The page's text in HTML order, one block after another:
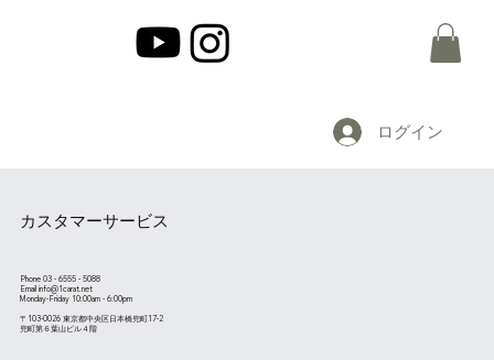
ログイン
カスタマーサービス
Phone 03 - 6555 - 5088
Email info@1carat.net
Monday-Friday 10:00am - 6:00pm
〒103-0026 東京都中央区日本橋兜町17-2
兜町第６葉山ビル４階